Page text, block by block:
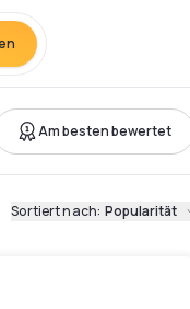
Am besten bewertet
Sortiert nach: Popularität